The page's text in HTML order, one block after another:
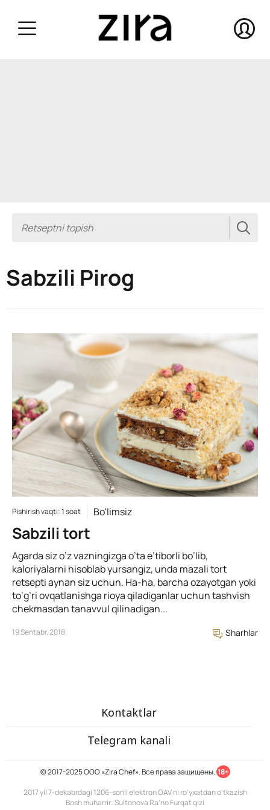
Sabzili Pirog
Pishirish vaqti: 1 soat Bo'limsiz
Sabzili tort
Agarda siz o’z vazningizga o’ta e’tiborli bo’lib,
kaloriyalarni hisoblab yursangiz, unda mazali tort
retsepti aynan siz uchun. Ha-ha, barcha ozayotgan yoki
to’g’ri ovqatlanishga rioya qiladiganlar uchun tashvish
chekmasdan tanavvul qilinadigan...
19 Sentabr, 2018 Sharhlar
Kontaktlar
Telegram kanali
© 2017-2025 ООО «Zira Chef». Все права защищены. 18+
2017 yil 7-dekabrdagi 1206-sonli elektron OAV ni ro'yxatdan o'tkazish
Bosh muharrir: Sultonova Ra’no Furqat qizi